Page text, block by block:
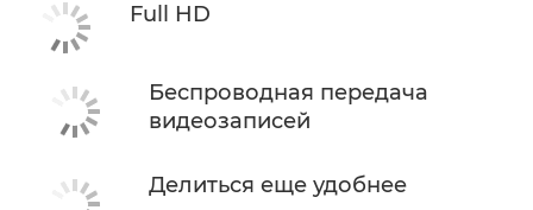
Full HD
Беспроводная передача
видеозаписей
Делиться еще удобнее